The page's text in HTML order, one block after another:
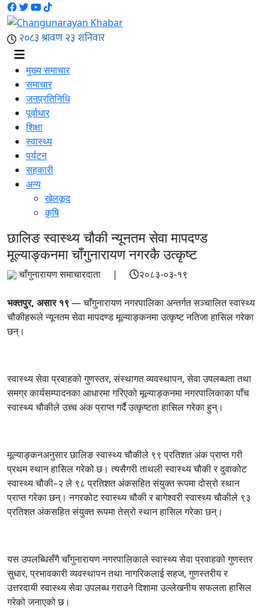
मुख्य समाचार
समाचार
जनप्रतिनिधि
पूर्वाधार
शिक्षा
स्वास्थ्य
पर्यटन
सहकारी
अन्य
खेलकूद
कृषि
छालिङ स्वास्थ्य चौकी न्यूनतम सेवा मापदण्ड
मूल्याङ्कनमा चाँगुनारायण नगरकै उत्कृष्ट
चाँगुनारायण समाचारदाता | २०८३-०३-१९
भक्तपुर, असार १९ — चाँगुनारायण नगरपालिका अन्तर्गत सञ्चालित स्वास्थ्य
चौकीहरूले न्यूनतम सेवा मापदण्ड मूल्याङ्कनमा उत्कृष्ट नतिजा हासिल गरेका
छन्।
स्वास्थ्य सेवा प्रवाहको गुणस्तर, संस्थागत व्यवस्थापन, सेवा उपलब्धता तथा
समग्र कार्यसम्पादनका आधारमा गरिएको मूल्याङ्कनमा नगरपालिकाका पाँच
स्वास्थ्य चौकीले उच्च अंक प्राप्त गर्दै उत्कृष्टता हासिल गरेका हुन्।
मूल्याङ्कनअनुसार छालिङ स्वास्थ्य चौकीले ९९ प्रतिशत अंक प्राप्त गरी
प्रथम स्थान हासिल गरेको छ। त्यसैगरी ताथली स्वास्थ्य चौकी र दुवाकोट
स्वास्थ्य चौकी–२ ले ९८ प्रतिशत अंकसहित संयुक्त रूपमा दोस्रो स्थान
प्राप्त गरेका छन्। नगरकोट स्वास्थ्य चौकी र बागेश्वरी स्वास्थ्य चौकीले ९३
प्रतिशत अंकसहित संयुक्त रूपमा तेस्रो स्थान हासिल गरेका छन्।
यस उपलब्धिसँगै चाँगुनारायण नगरपालिकाले स्वास्थ्य सेवा प्रवाहको गुणस्तर
सुधार, प्रभावकारी व्यवस्थापन तथा नागरिकलाई सहज, गुणस्तरीय र
उत्तरदायी स्वास्थ्य सेवा उपलब्ध गराउने दिशामा उल्लेखनीय सफलता हासिल
गरेको जनाएको छ।